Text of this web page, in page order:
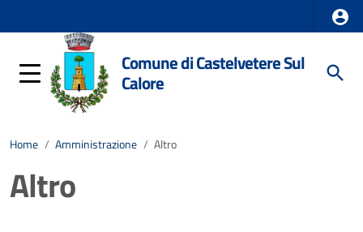
Comune di Castelvetere Sul
Calore
Home / Amministrazione / Altro
Altro